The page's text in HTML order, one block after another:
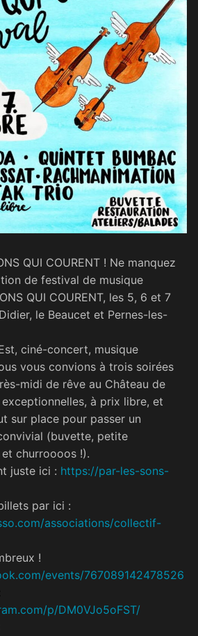
QUI COURENT ! Ne manquez
de festival de musique
QUI COURENT, les 5, 6 et 7
le Beaucet et Pernes-les-
ciné-concert, musique
vous convions à trois soirées
midi de rêve au Château de
à prix libre, et
sur place pour passer un
(buvette, petite
churroooos !).
juste ici : https://par-les-sons-
par ici :
associations/collectif-
!
events/767089142478526
p/DM0VJo5oFST/